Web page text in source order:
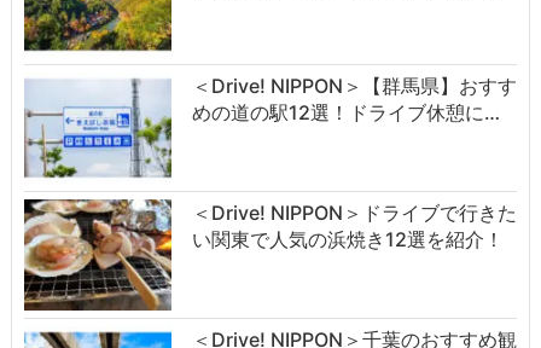
＜Drive! NIPPON＞【群馬県】おすす
めの道の駅12選！ドライブ休憩に…
＜Drive! NIPPON＞ドライブで行きた
い関東で人気の浜焼き12選を紹介！
＜Drive! NIPPON＞千葉のおすすめ観